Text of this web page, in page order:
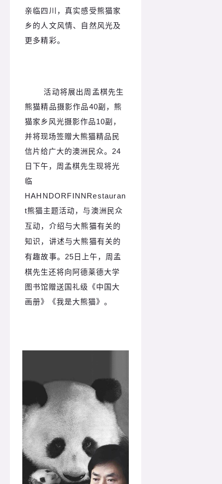
亲临四川，真实感受熊猫家
乡的人文风情、自然风光及
更多精彩。
活动将展出周孟棋先生
熊猫精品摄影作品40副，熊
猫家乡风光摄影作品10副，
并将现场签赠大熊猫精品民
信片给广大的澳洲民众。 24
日下午，周孟棋先生现将光
临
HAHNDORFINNRestauran
t熊猫主题活动，与澳洲民众
互动，介绍与大熊猫有关的
知识，讲述与大熊猫有关的
有趣故事。 25 日上午，周孟
棋先生还将向阿德莱德大学
图书馆赠送国礼级《中国大
画册》《我是大熊猫》。